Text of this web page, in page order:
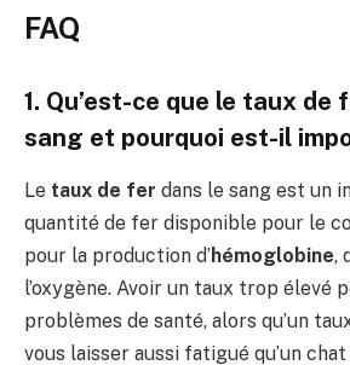
FAQ
1. Qu’est-ce que le taux de
sang et pourquoi est-il
Le taux de fer dans le sang est un
quantité de fer disponible pour le
pour la production d’hémoglobine,
l’oxygène. Avoir un taux trop élevé
problèmes de santé, alors qu’un
vous laisser aussi fatigué qu’un